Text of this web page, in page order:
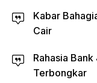
Kabar
Cair
Rahasia
Terbongkar